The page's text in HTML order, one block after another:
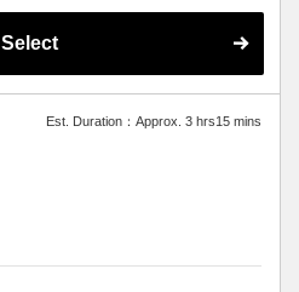
Select
Est. Duration：Approx. 3 hrs15 mins